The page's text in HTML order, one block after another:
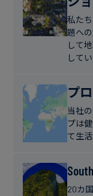
私た
題へ
して
してい
プ
当社
プは
て生
20カ